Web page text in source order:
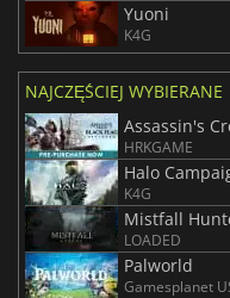
Yuoni
K4G
NAJCZĘŚCIEJ WYBIERANE
Assassin's
HRKGAME
Halo
K4G
Mistfall
LOADED
Palworld
Gamesplanet